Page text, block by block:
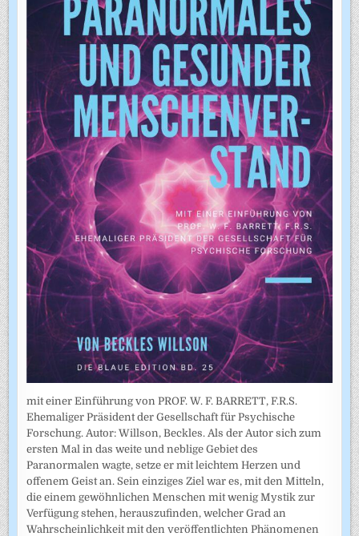
mit einer Einführung von PROF. W. F. BARRETT, F.R.S.
Ehemaliger Präsident der Gesellschaft für Psychische
Forschung. Autor: Willson, Beckles. Als der Autor sich zum
ersten Mal in das weite und neblige Gebiet des
Paranormalen wagte, setze er mit leichtem Herzen und
offenem Geist an. Sein einziges Ziel war es, mit den Mitteln,
die einem gewöhnlichen Menschen mit wenig Mystik zur
Verfügung stehen, herauszufinden, welcher Grad an
Wahrscheinlichkeit mit den veröffentlichten Phänomenen